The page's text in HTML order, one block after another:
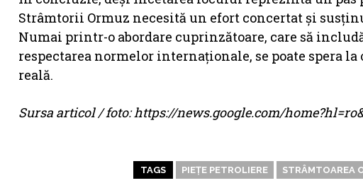
Strâmtorii Ormuz necesită un efort concertat și
Numai printr-o abordare cuprinzătoare, care să
respectarea normelor internaționale, se poate spera
reală.
Sursa articol / foto: https://news.google.com/
TAGS PIEȚE PETROLIERE STRÂMTOAREA